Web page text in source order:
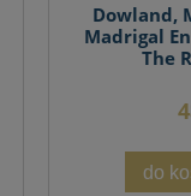
Dowland,
Madrigal
The
do